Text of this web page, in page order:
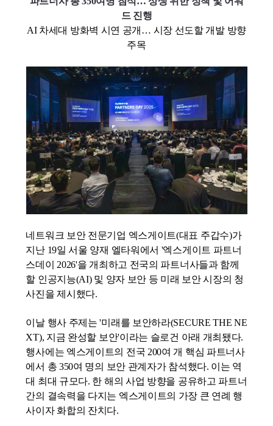
드 진행
AI차세대 방화벽 시연 공개… 시장 선도할 개발 방향
주목
네트워크 보안 전문기업 엑스게이트(대표 주갑수)가
지난 19일 서울 양재 엘타워에서 '엑스게이트 파트너
스데이 2026'을 개최하고 전국의 파트너사들과 함께
할 인공지능(AI) 및 양자 보안 등 미래 보안 시장의 청
사진을 제시했다.
이날 행사 주제는 '미래를 보안하라(SECURE THE NE
XT), 지금 완성할 보안'이라는 슬로건 아래 개최됐다.
행사에는 엑스게이트의 전국 200여 개 핵심 파트너사
에서 총 350여 명의 보안 관계자가 참석했다. 이는 역
대 최대 규모다. 한 해의 사업 방향을 공유하고 파트너
간의 결속력을 다지는 엑스게이트의 가장 큰 연례 행
사이자 화합의 잔치다.